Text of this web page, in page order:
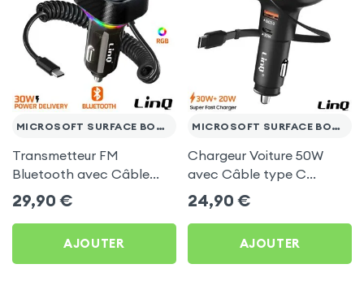
MICROSOFT SURFACE BOOK 3 13.5
Transmetteur FM
Bluetooth avec Câble
USB C - LinQ pour
Microsoft Surface Book 3
13.5
29,90 €
AJOUTER
MICROSOFT SURFACE BOOK 3 13.5
Chargeur Voiture 50W
avec Câble type C
rétractable LinQ pour
Microsoft Surface Book 3
13.5
24,90 €
AJOUTER